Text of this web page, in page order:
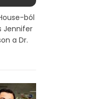
ból
Jennifer
a Dr.